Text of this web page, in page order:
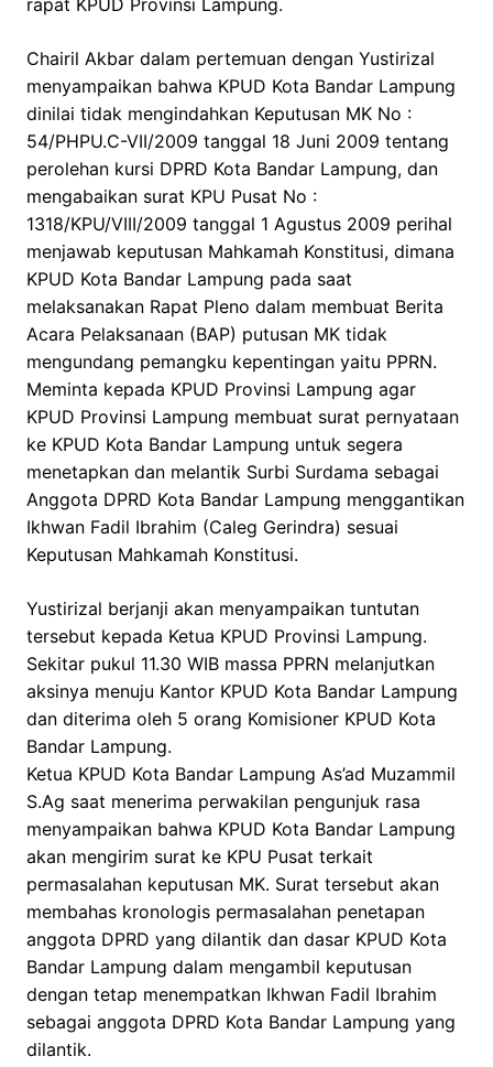
rapat KPUD Provinsi Lampung.
Chairil Akbar dalam pertemuan dengan Yustirizal
menyampaikan bahwa KPUD Kota Bandar Lampung
dinilai tidak mengindahkan Keputusan MK No :
54/PHPU.C-VII/2009 tanggal 18 Juni 2009 tentang
perolehan kursi DPRD Kota Bandar Lampung, dan
mengabaikan surat KPU Pusat No :
1318/KPU/VIII/2009 tanggal 1 Agustus 2009 perihal
menjawab keputusan Mahkamah Konstitusi, dimana
KPUD Kota Bandar Lampung pada saat
melaksanakan Rapat Pleno dalam membuat Berita
Acara Pelaksanaan (BAP) putusan MK tidak
mengundang pemangku kepentingan yaitu PPRN.
Meminta kepada KPUD Provinsi Lampung agar
KPUD Provinsi Lampung membuat surat pernyataan
ke KPUD Kota Bandar Lampung untuk segera
menetapkan dan melantik Surbi Surdama sebagai
Anggota DPRD Kota Bandar Lampung menggantikan
Ikhwan Fadil Ibrahim (Caleg Gerindra) sesuai
Keputusan Mahkamah Konstitusi.
Yustirizal berjanji akan menyampaikan tuntutan
tersebut kepada Ketua KPUD Provinsi Lampung.
Sekitar pukul 11.30 WIB massa PPRN melanjutkan
aksinya menuju Kantor KPUD Kota Bandar Lampung
dan diterima oleh 5 orang Komisioner KPUD Kota
Bandar Lampung.
Ketua KPUD Kota Bandar Lampung As’ad Muzammil
S.Ag saat menerima perwakilan pengunjuk rasa
menyampaikan bahwa KPUD Kota Bandar Lampung
akan mengirim surat ke KPU Pusat terkait
permasalahan keputusan MK. Surat tersebut akan
membahas kronologis permasalahan penetapan
anggota DPRD yang dilantik dan dasar KPUD Kota
Bandar Lampung dalam mengambil keputusan
dengan tetap menempatkan Ikhwan Fadil Ibrahim
sebagai anggota DPRD Kota Bandar Lampung yang
dilantik.